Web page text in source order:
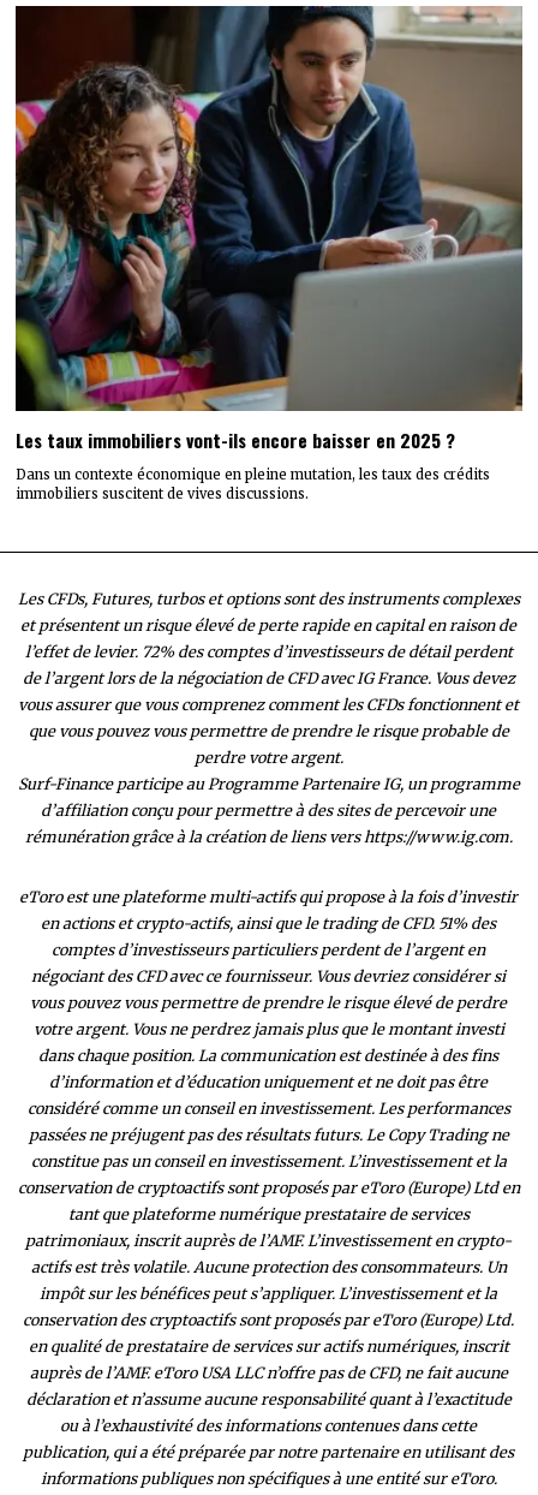
Les taux immobiliers vont-ils encore baisser en 2025 ?
Dans un contexte économique en pleine mutation, les taux des crédits
immobiliers suscitent de vives discussions.
Les CFDs, Futures, turbos et options sont des instruments complexes
et présentent un risque élevé de perte rapide en capital en raison de
l’effet de levier. 72% des comptes d’investisseurs de détail perdent
de l’argent lors de la négociation de CFD avec IG France. Vous devez
vous assurer que vous comprenez comment les CFDs fonctionnent et
que vous pouvez vous permettre de prendre le risque probable de
perdre votre argent.
Surf-Finance participe au Programme Partenaire IG, un programme
d’affiliation conçu pour permettre à des sites de percevoir une
rémunération grâce à la création de liens vers https://www.ig.com.
eToro est une plateforme multi-actifs qui propose à la fois d’investir
en actions et crypto-actifs, ainsi que le trading de CFD. 51% des
comptes d’investisseurs particuliers perdent de l’argent en
négociant des CFD avec ce fournisseur. Vous devriez considérer si
vous pouvez vous permettre de prendre le risque élevé de perdre
votre argent. Vous ne perdrez jamais plus que le montant investi
dans chaque position. La communication est destinée à des fins
d’information et d’éducation uniquement et ne doit pas être
considéré comme un conseil en investissement. Les performances
passées ne préjugent pas des résultats futurs. Le Copy Trading ne
constitue pas un conseil en investissement. L’investissement et la
conservation de cryptoactifs sont proposés par eToro (Europe) Ltd en
tant que plateforme numérique prestataire de services
patrimoniaux, inscrit auprès de l’AMF. L’investissement en crypto-
actifs est très volatile. Aucune protection des consommateurs. Un
impôt sur les bénéfices peut s’appliquer. L’investissement et la
conservation des cryptoactifs sont proposés par eToro (Europe) Ltd.
en qualité de prestataire de services sur actifs numériques, inscrit
auprès de l’AMF. eToro USA LLC n’offre pas de CFD, ne fait aucune
déclaration et n’assume aucune responsabilité quant à l’exactitude
ou à l’exhaustivité des informations contenues dans cette
publication, qui a été préparée par notre partenaire en utilisant des
informations publiques non spécifiques à une entité sur eToro.